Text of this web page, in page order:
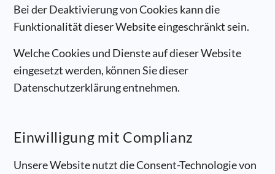
Bei der Deaktivierung von Cookies kann die
Funktionalität dieser Website eingeschränkt sein.
Welche Cookies und Dienste auf dieser Website
eingesetzt werden, können Sie dieser
Datenschutzerklärung entnehmen.
Einwilligung mit Complianz
Unsere Website nutzt die Consent-Technologie von